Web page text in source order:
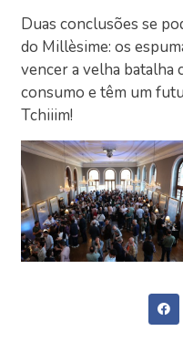
Duas conclusões se
do Millèsime: os
vencer a velha batalha
consumo e têm um
Tchiiim!